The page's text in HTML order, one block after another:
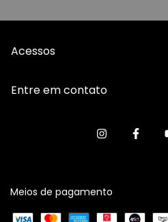
Acessos
Entre em contato
Meios de pagamento